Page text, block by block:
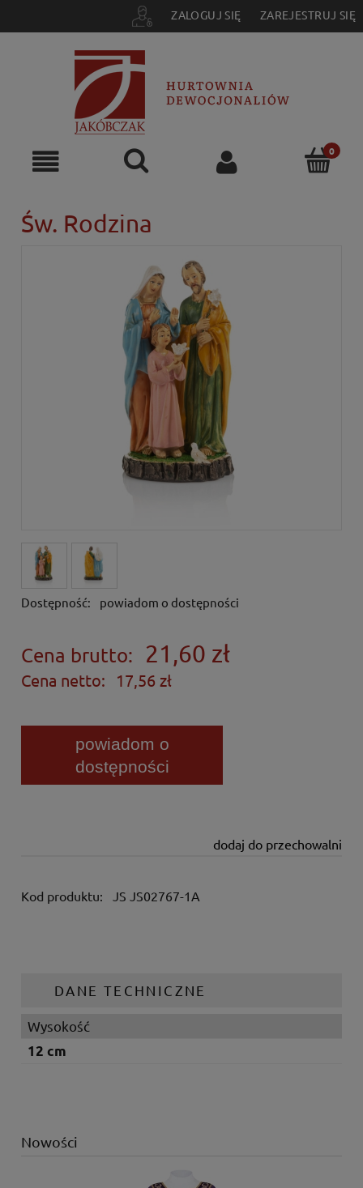
ZALOGUJ SIĘ ZAREJESTRUJ SIĘ
Św. Rodzina
Dostępność: powiadom o dostępności
Cena brutto: 21,60 zł
Cena netto: 17,56 zł
powiadom o
dostępności
dodaj do przechowalni
Kod produktu: JS JS02767-1A
DANE TECHNICZNE
Wysokość
12 cm
Nowości